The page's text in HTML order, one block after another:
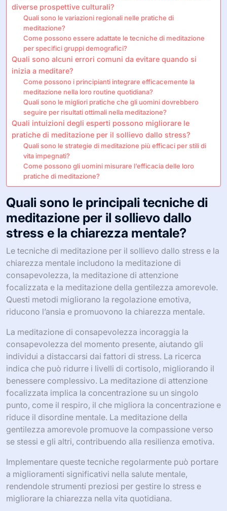
diverse prospettive culturali?
Quali sono le variazioni regionali nelle pratiche di
meditazione?
Come possono essere adattate le tecniche di meditazione
per specifici gruppi demografici?
Quali sono alcuni errori comuni da evitare quando si
inizia a meditare?
Come possono i principianti integrare efficacemente la
meditazione nella loro routine quotidiana?
Quali sono le migliori pratiche che gli uomini dovrebbero
seguire per risultati ottimali nella meditazione?
Quali intuizioni degli esperti possono migliorare le
pratiche di meditazione per il sollievo dallo stress?
Quali sono le strategie di meditazione più efficaci per stili di
vita impegnati?
Come possono gli uomini misurare l’efficacia delle loro
pratiche di meditazione?
Quali sono le principali tecniche di
meditazione per il sollievo dallo
stress e la chiarezza mentale?
Le tecniche di meditazione per il sollievo dallo stress e la
chiarezza mentale includono la meditazione di
consapevolezza, la meditazione di attenzione
focalizzata e la meditazione della gentilezza amorevole.
Questi metodi migliorano la regolazione emotiva,
riducono l’ansia e promuovono la chiarezza mentale.
La meditazione di consapevolezza incoraggia la
consapevolezza del momento presente, aiutando gli
individui a distaccarsi dai fattori di stress. La ricerca
indica che può ridurre i livelli di cortisolo, migliorando il
benessere complessivo. La meditazione di attenzione
focalizzata implica la concentrazione su un singolo
punto, come il respiro, il che migliora la concentrazione e
riduce il disordine mentale. La meditazione della
gentilezza amorevole promuove la compassione verso
se stessi e gli altri, contribuendo alla resilienza emotiva.
Implementare queste tecniche regolarmente può portare
a miglioramenti significativi nella salute mentale,
rendendole strumenti preziosi per gestire lo stress e
migliorare la chiarezza nella vita quotidiana.